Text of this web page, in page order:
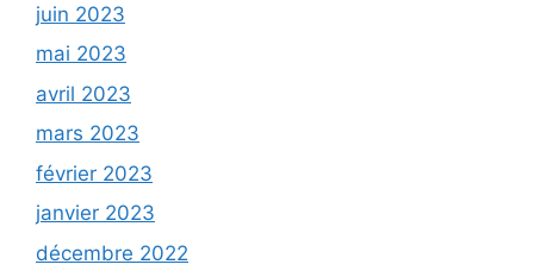
juin 2023
mai 2023
avril 2023
mars 2023
février 2023
janvier 2023
décembre 2022